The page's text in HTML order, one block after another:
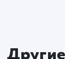
страницы.